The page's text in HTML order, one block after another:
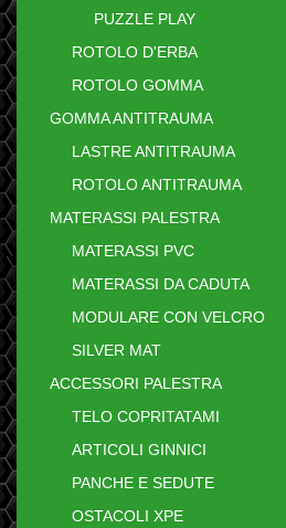
PUZZLE PLAY
ROTOLO D'ERBA
ROTOLO GOMMA
GOMMA ANTITRAUMA
LASTRE ANTITRAUMA
ROTOLO ANTITRAUMA
MATERASSI PALESTRA
MATERASSI PVC
MATERASSI DA CADUTA
MODULARE CON VELCRO
SILVER MAT
ACCESSORI PALESTRA
TELO COPRITATAMI
ARTICOLI GINNICI
PANCHE E SEDUTE
OSTACOLI XPE